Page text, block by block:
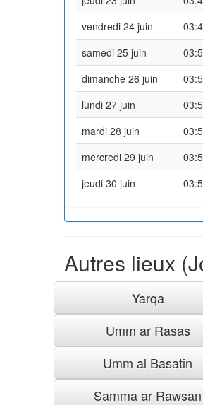
vendredi 24 juin
samedi 25 juin
dimanche 26 juin
lundi 27 juin
mardi 28 juin
mercredi 29 juin
jeudi 30 juin
Autres lieux
Yarqa
Umm ar Rasas
Umm al Basatin
Samma ar Rawsan